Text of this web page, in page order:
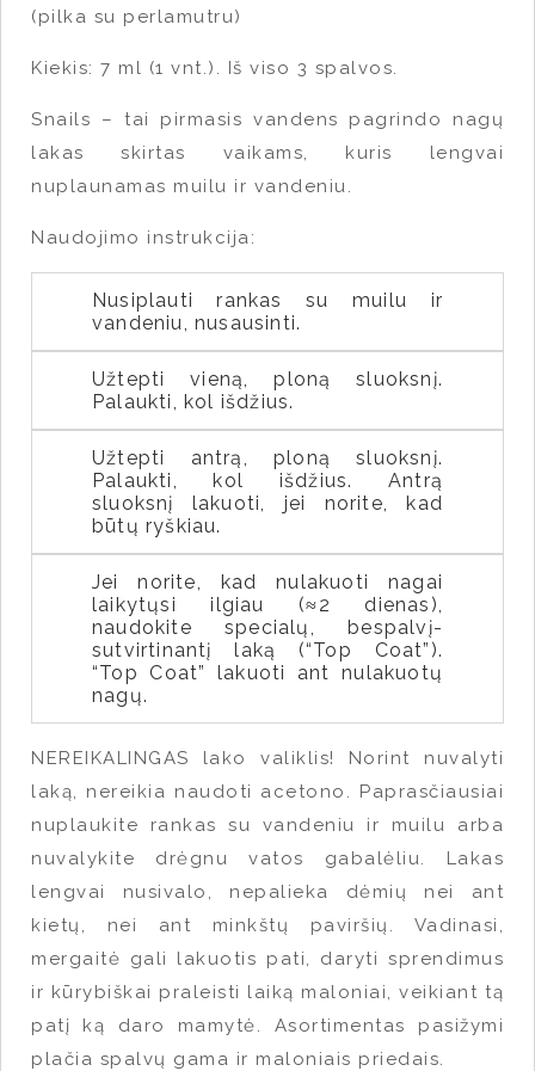
(pilka su perlamutru)
Kiekis: 7 ml (1 vnt.). Iš viso 3 spalvos.
Snails – tai pirmasis vandens pagrindo nagų
lakas skirtas vaikams, kuris lengvai
nuplaunamas muilu ir vandeniu.
Naudojimo instrukcija:
Nusiplauti rankas su muilu ir
vandeniu, nusausinti.
Užtepti vieną, ploną sluoksnį.
Palaukti, kol išdžius.
Užtepti antrą, ploną sluoksnį.
Palaukti, kol išdžius. Antrą
sluoksnį lakuoti, jei norite, kad
būtų ryškiau.
Jei norite, kad nulakuoti nagai
laikytųsi ilgiau (≈2 dienas),
naudokite specialų, bespalvį-
sutvirtinantį laką (“Top Coat”).
“Top Coat” lakuoti ant nulakuotų
nagų.
NEREIKALINGAS lako valiklis! Norint nuvalyti
laką, nereikia naudoti acetono. Paprasčiausiai
nuplaukite rankas su vandeniu ir muilu arba
nuvalykite drėgnu vatos gabalėliu. Lakas
lengvai nusivalo, nepalieka dėmių nei ant
kietų, nei ant minkštų paviršių. Vadinasi,
mergaitė gali lakuotis pati, daryti sprendimus
ir kūrybiškai praleisti laiką maloniai, veikiant tą
patį ką daro mamytė. Asortimentas pasižymi
plačia spalvų gama ir maloniais priedais.